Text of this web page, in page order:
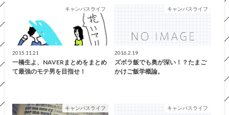
キャンパスライフ
2015.11.21
一橋生よ、NAVERまとめをまとめ
て最強のモテ男を目指せ！
キャンパスライフ
2016.2.19
ズボラ飯でも奥が深い！？たまご
かけご飯学概論。
キャンパスライフ キャンパスライフ